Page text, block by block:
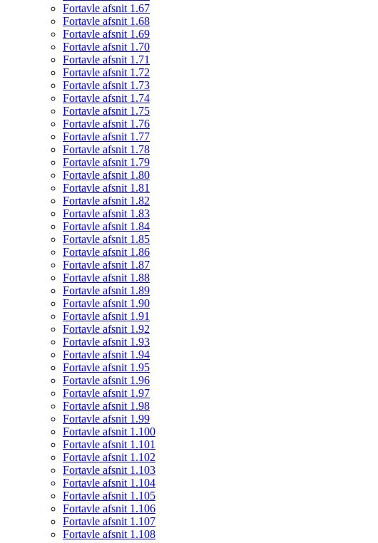
Fortavle afsnit 1.67
Fortavle afsnit 1.68
Fortavle afsnit 1.69
Fortavle afsnit 1.70
Fortavle afsnit 1.71
Fortavle afsnit 1.72
Fortavle afsnit 1.73
Fortavle afsnit 1.74
Fortavle afsnit 1.75
Fortavle afsnit 1.76
Fortavle afsnit 1.77
Fortavle afsnit 1.78
Fortavle afsnit 1.79
Fortavle afsnit 1.80
Fortavle afsnit 1.81
Fortavle afsnit 1.82
Fortavle afsnit 1.83
Fortavle afsnit 1.84
Fortavle afsnit 1.85
Fortavle afsnit 1.86
Fortavle afsnit 1.87
Fortavle afsnit 1.88
Fortavle afsnit 1.89
Fortavle afsnit 1.90
Fortavle afsnit 1.91
Fortavle afsnit 1.92
Fortavle afsnit 1.93
Fortavle afsnit 1.94
Fortavle afsnit 1.95
Fortavle afsnit 1.96
Fortavle afsnit 1.97
Fortavle afsnit 1.98
Fortavle afsnit 1.99
Fortavle afsnit 1.100
Fortavle afsnit 1.101
Fortavle afsnit 1.102
Fortavle afsnit 1.103
Fortavle afsnit 1.104
Fortavle afsnit 1.105
Fortavle afsnit 1.106
Fortavle afsnit 1.107
Fortavle afsnit 1.108